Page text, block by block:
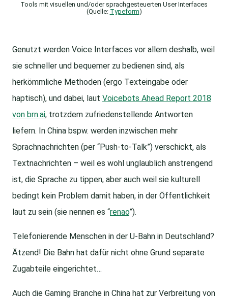
Tools mit visuellen und/oder sprachgesteuerten User Interfaces
(Quelle: Typeform)
Genutzt werden Voice Interfaces vor allem deshalb, weil
sie schneller und bequemer zu bedienen sind, als
herkömmliche Methoden (ergo Texteingabe oder
haptisch), und dabei, laut Voicebots Ahead Report 2018
von brn.ai, trotzdem zufriedenstellende Antworten
liefern. In China bspw. werden inzwischen mehr
Sprachnachrichten (per “Push-to-Talk”) verschickt, als
Textnachrichten – weil es wohl unglaublich anstrengend
ist, die Sprache zu tippen, aber auch weil sie kulturell
bedingt kein Problem damit haben, in der Öffentlichkeit
laut zu sein (sie nennen es “renao”).
Telefonierende Menschen in der U-Bahn in Deutschland?
Ätzend! Die Bahn hat dafür nicht ohne Grund separate
Zugabteile eingerichtet…
Auch die Gaming Branche in China hat zur Verbreitung von